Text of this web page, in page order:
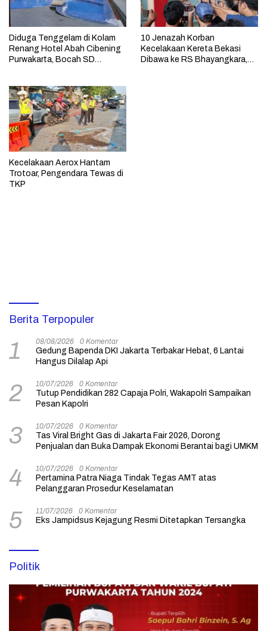
Diduga Tenggelam di Kolam
Renang Hotel Abah Cibening
Purwakarta, Bocah SD
10 Jenazah Korban
Kecelakaan Kereta Bekasi
Dibawa ke RS Bhayangkara,
Kecelakaan Aerox Hantam
Trotoar, Pengendara Tewas di
TKP
Berita Terpopuler
1 08/08/2026 0 Komentar
Gedung Bapenda DKI Jakarta Terbakar Hebat, 6 Lantai
Hangus Dilalap Api
2 10/07/2026 0 Komentar
Tutup Pendidikan 282 Capaja Polri, Wakapolri Sampaikan
Pesan Kapolri
3 10/07/2026 0 Komentar
Tas Viral Bright Gas di Jakarta Fair 2026, Dorong
Penjualan dan Buka Dampak Ekonomi Berantai bagi UMKM
4 10/07/2026 0 Komentar
Pertamina Patra Niaga Tindak Tegas AMT atas
Pelanggaran Prosedur Keselamatan
5 11/07/2026 0 Komentar
Eks Jampidsus Kejagung Resmi Ditetapkan Tersangka
Politik